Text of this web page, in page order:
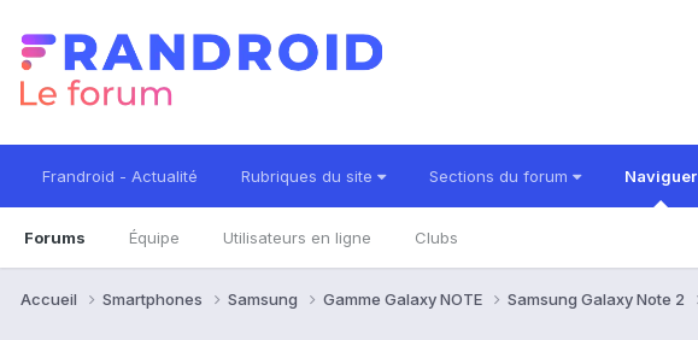
Frandroid - Actualité Rubriques du site Sections du forum Naviguer
Forums Équipe Utilisateurs en ligne Clubs
Accueil Smartphones Samsung Gamme Galaxy NOTE Samsung Galaxy Note 2